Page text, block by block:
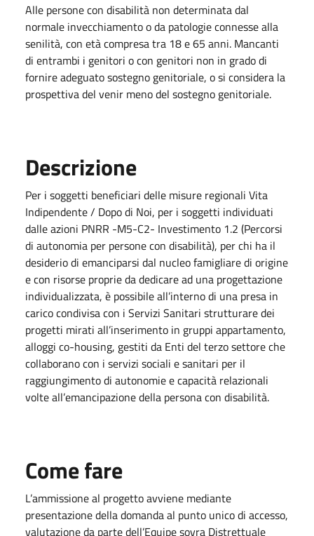
Alle persone con disabilità non determinata dal
normale invecchiamento o da patologie connesse alla
senilità, con età compresa tra 18 e 65 anni. Mancanti
di entrambi i genitori o con genitori non in grado di
fornire adeguato sostegno genitoriale, o si considera la
prospettiva del venir meno del sostegno genitoriale.
Descrizione
Per i soggetti beneficiari delle misure regionali Vita
Indipendente / Dopo di Noi, per i soggetti individuati
dalle azioni PNRR -M5-C2- Investimento 1.2 (Percorsi
di autonomia per persone con disabilità), per chi ha il
desiderio di emanciparsi dal nucleo famigliare di origine
e con risorse proprie da dedicare ad una progettazione
individualizzata, è possibile all’interno di una presa in
carico condivisa con i Servizi Sanitari strutturare dei
progetti mirati all’inserimento in gruppi appartamento,
alloggi co-housing, gestiti da Enti del terzo settore che
collaborano con i servizi sociali e sanitari per il
raggiungimento di autonomie e capacità relazionali
volte all’emancipazione della persona con disabilità.
Come fare
L’ammissione al progetto avviene mediante
presentazione della domanda al punto unico di accesso,
valutazione da parte dell’Equipe sovra Distrettuale